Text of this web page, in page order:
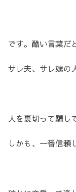
です。酷い言葉だ
サレ夫、サレ嫁の
人を裏切って騙し
しかも、一番信頼